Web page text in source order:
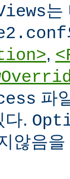
는
,
파
다.
않음